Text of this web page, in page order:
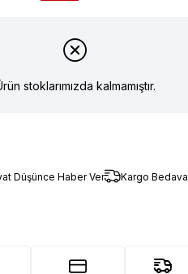
stoklarımızda kalmamıştır.
Düşünce Haber Ver Kargo Bedava